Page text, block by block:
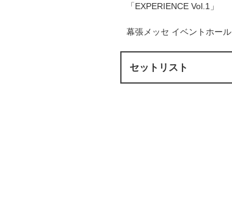
「EXPERIENCE Vol.1」
幕張メッセ イベントホール
セットリスト